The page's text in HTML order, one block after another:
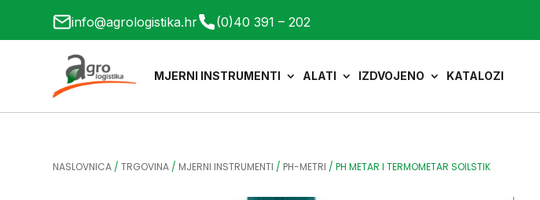
info@agrologistika.hr (0)40 391 – 202
MJERNI INSTRUMENTI ALATI IZDVOJENO KATALOZI
NASLOVNICA /TRGOVINA / MJERNI INSTRUMENTI / PH-METRI /PH METAR I TERMOMETAR SOILSTIK